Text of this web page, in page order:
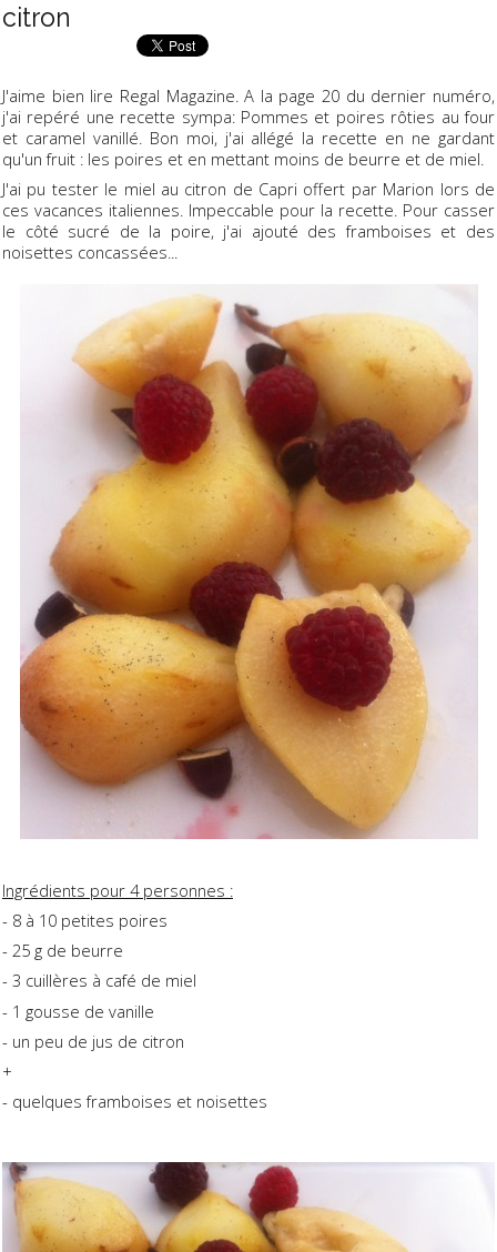
citron
J'aime bien lire Regal Magazine. A la page 20 du dernier numéro,
j'ai repéré une recette sympa: Pommes et poires rôties au four
et caramel vanillé. Bon moi, j'ai allégé la recette en ne gardant
qu'un fruit : les poires et en mettant moins de beurre et de miel.
J'ai pu tester le miel au citron de Capri offert par Marion lors de
ces vacances italiennes. Impeccable pour la recette. Pour casser
le côté sucré de la poire, j'ai ajouté des framboises et des
noisettes concassées...
Ingrédients pour 4 personnes :
- 8 à 10 petites poires
- 25 g de beurre
- 3 cuillères à café de miel
- 1 gousse de vanille
- un peu de jus de citron
+
- quelques framboises et noisettes